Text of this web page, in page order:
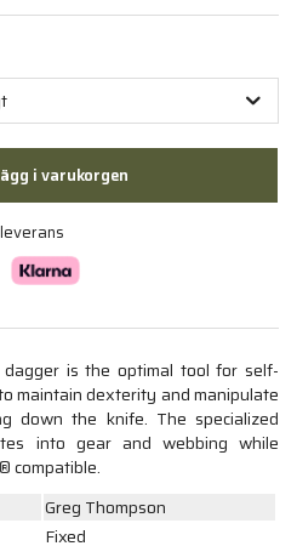
i varukorgen
dagger is the optimal tool for self-
maintain dexterity and manipulate
down the knife. The specialized
into gear and webbing while
compatible.
Greg Thompson
Fixed